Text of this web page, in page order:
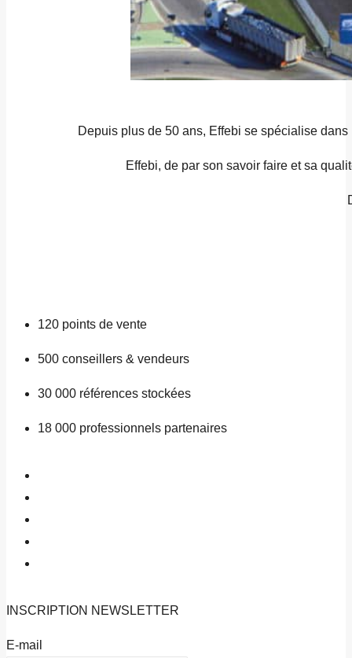
Depuis plus de 50 ans, Effebi se spécialise
Effebi, de par son savoir faire et sa
120 points de vente
500 conseillers & vendeurs
30 000 références stockées
18 000 professionnels partenaires
INSCRIPTION NEWSLETTER
E-mail